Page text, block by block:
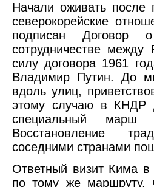
Начали оживать после
северокорейские
подписан Договор
сотрудничестве
силу договора 1961
Владимир Путин. До
вдоль улиц,
этому случаю в КНДР
специальный
Восстановление
соседними странами
Ответный визит Кима
по тому же